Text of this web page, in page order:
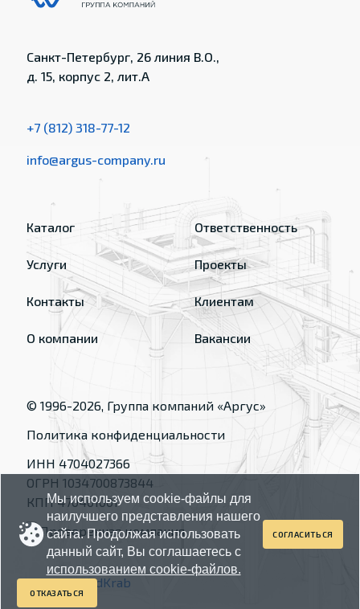
Санкт-Петербург, 26 линия В.О.,
д. 15, корпус 2, лит.А
+7 (812) 318-77-12
info@argus-company.ru
Каталог
Услуги
Контакты
О компании
Ответственность
Проекты
Клиентам
Вакансии
© 1996-2026, Группа компаний «Аргус»
Политика конфиденциальности
ИНН 4704027366
ОГРН 1034700873844
КПП 470401001
Made byRedKrab
Мы используем cookie-файлы для
наилучшего представления нашего
сайта. Продолжая использовать
данный сайт, Вы соглашаетесь с
использованием cookie-файлов.
СОГЛАСИТЬСЯ
ОТКАЗАТЬСЯ